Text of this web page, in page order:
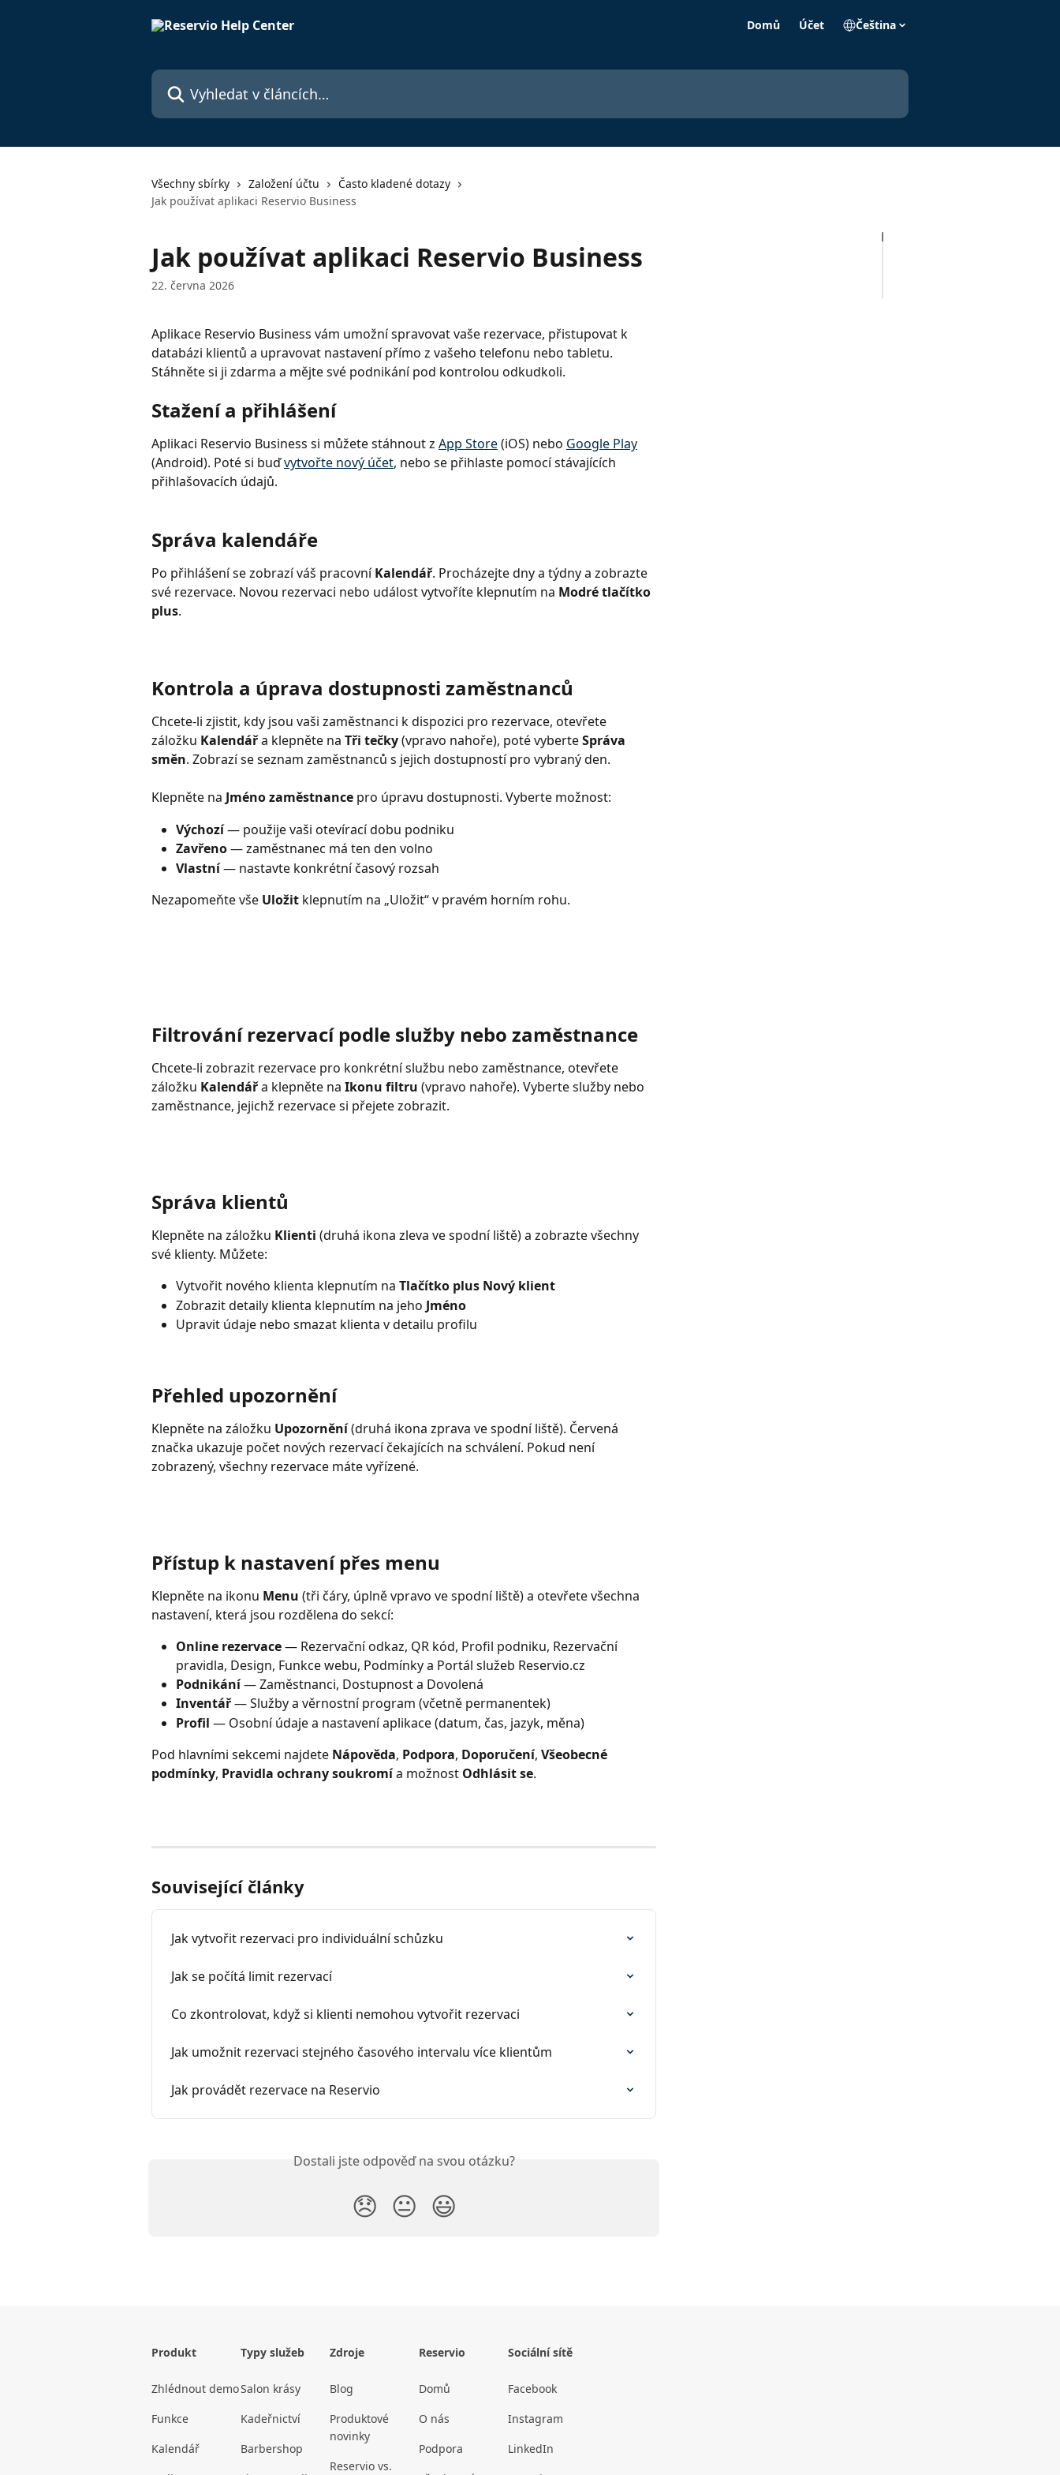
Domů Účet Čeština
Vyhledat v článcích…
Všechny sbírky Založení účtu
Často kladené dotazy
Jak používat aplikaci Reservio Business
Jak používat aplikaci Reservio Business
22. června 2026
Aplikace Reservio Business vám umožní spravovat vaše rezervace, přistupovat k
databázi klientů a upravovat nastavení přímo z vašeho telefonu nebo tabletu.
Stáhněte si ji zdarma a mějte své podnikání pod kontrolou odkudkoli.
Stažení a přihlášení
Aplikaci Reservio Business si můžete stáhnout z App Store (iOS) nebo Google Play
(Android). Poté si buď vytvořte nový účet, nebo se přihlaste pomocí stávajících
přihlašovacích údajů.
Správa kalendáře
Po přihlášení se zobrazí váš pracovní Kalendář. Procházejte dny a týdny a zobrazte
své rezervace. Novou rezervaci nebo událost vytvoříte klepnutím na Modré tlačítko
plus.
Kontrola a úprava dostupnosti zaměstnanců
Chcete‑li zjistit, kdy jsou vaši zaměstnanci k dispozici pro rezervace, otevřete
záložku Kalendář a klepněte na Tři tečky (vpravo nahoře), poté vyberte Správa
směn. Zobrazí se seznam zaměstnanců s jejich dostupností pro vybraný den.
Klepněte na Jméno zaměstnance pro úpravu dostupnosti. Vyberte možnost:
Výchozí — použije vaši otevírací dobu podniku
Zavřeno — zaměstnanec má ten den volno
Vlastní — nastavte konkrétní časový rozsah
Nezapomeňte vše Uložit klepnutím na „Uložit“ v pravém horním rohu.
Filtrování rezervací podle služby nebo zaměstnance
Chcete‑li zobrazit rezervace pro konkrétní službu nebo zaměstnance, otevřete
záložku Kalendář a klepněte na Ikonu filtru (vpravo nahoře). Vyberte služby nebo
zaměstnance, jejichž rezervace si přejete zobrazit.
Správa klientů
Klepněte na záložku Klienti (druhá ikona zleva ve spodní liště) a zobrazte všechny
své klienty. Můžete:
Vytvořit nového klienta klepnutím na Tlačítko plus Nový klient
Zobrazit detaily klienta klepnutím na jeho Jméno
Upravit údaje nebo smazat klienta v detailu profilu
Přehled upozornění
Klepněte na záložku Upozornění (druhá ikona zprava ve spodní liště). Červená
značka ukazuje počet nových rezervací čekajících na schválení. Pokud není
zobrazený, všechny rezervace máte vyřízené.
Přístup k nastavení přes menu
Klepněte na ikonu Menu (tři čáry, úplně vpravo ve spodní liště) a otevřete všechna
nastavení, která jsou rozdělena do sekcí:
Online rezervace — Rezervační odkaz, QR kód, Profil podniku, Rezervační
pravidla, Design, Funkce webu, Podmínky a Portál služeb Reservio.cz
Podnikání — Zaměstnanci, Dostupnost a Dovolená
Inventář — Služby a věrnostní program (včetně permanentek)
Profil — Osobní údaje a nastavení aplikace (datum, čas, jazyk, měna)
Pod hlavními sekcemi najdete Nápověda, Podpora, Doporučení, Všeobecné
podmínky, Pravidla ochrany soukromí a možnost Odhlásit se.
Související články
Jak vytvořit rezervaci pro individuální schůzku
Jak se počítá limit rezervací
Co zkontrolovat, když si klienti nemohou vytvořit rezervaci
Jak umožnit rezervaci stejného časového intervalu více klientům
Jak provádět rezervace na Reservio
Dostali jste odpověď na svou otázku?
😞 😐 😃
Produkt
Zhlédnout demo
Funkce
Kalendář
Typy služeb
Salon krásy
Kadeřnictví
Barbershop
Zdroje
Blog
Produktové
novinky
Reservio vs.
Reservio
Domů
O nás
Podpora
Sociální sítě
Facebook
Instagram
LinkedIn